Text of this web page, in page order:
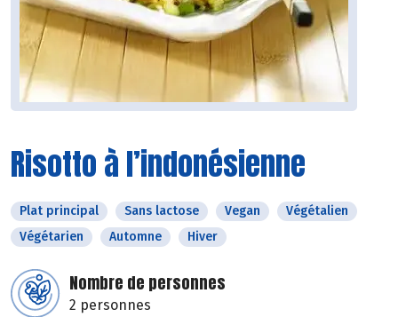
Risotto à l’indonésienne
Plat principal Sans lactose Vegan
Végétalien
Végétarien
Automne Hiver
Nombre de personnes
2 personnes